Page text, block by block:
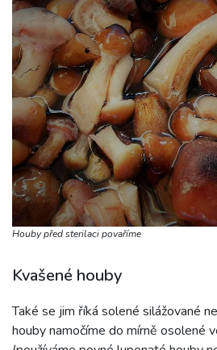
Houby před sterilaci povaříme
Kvašené houby
Také se jim říká solené silážované
houby namočíme do mírně osolené